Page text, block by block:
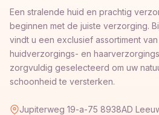
Een stralende huid en prachtig
beginnen met de juiste verzorging.
vindt u een exclusief assortiment
huidverzorgings- en
zorgvuldig geselecteerd om uw
schoonheid te versterken.
Jupiterweg 19-a-75 8938AD